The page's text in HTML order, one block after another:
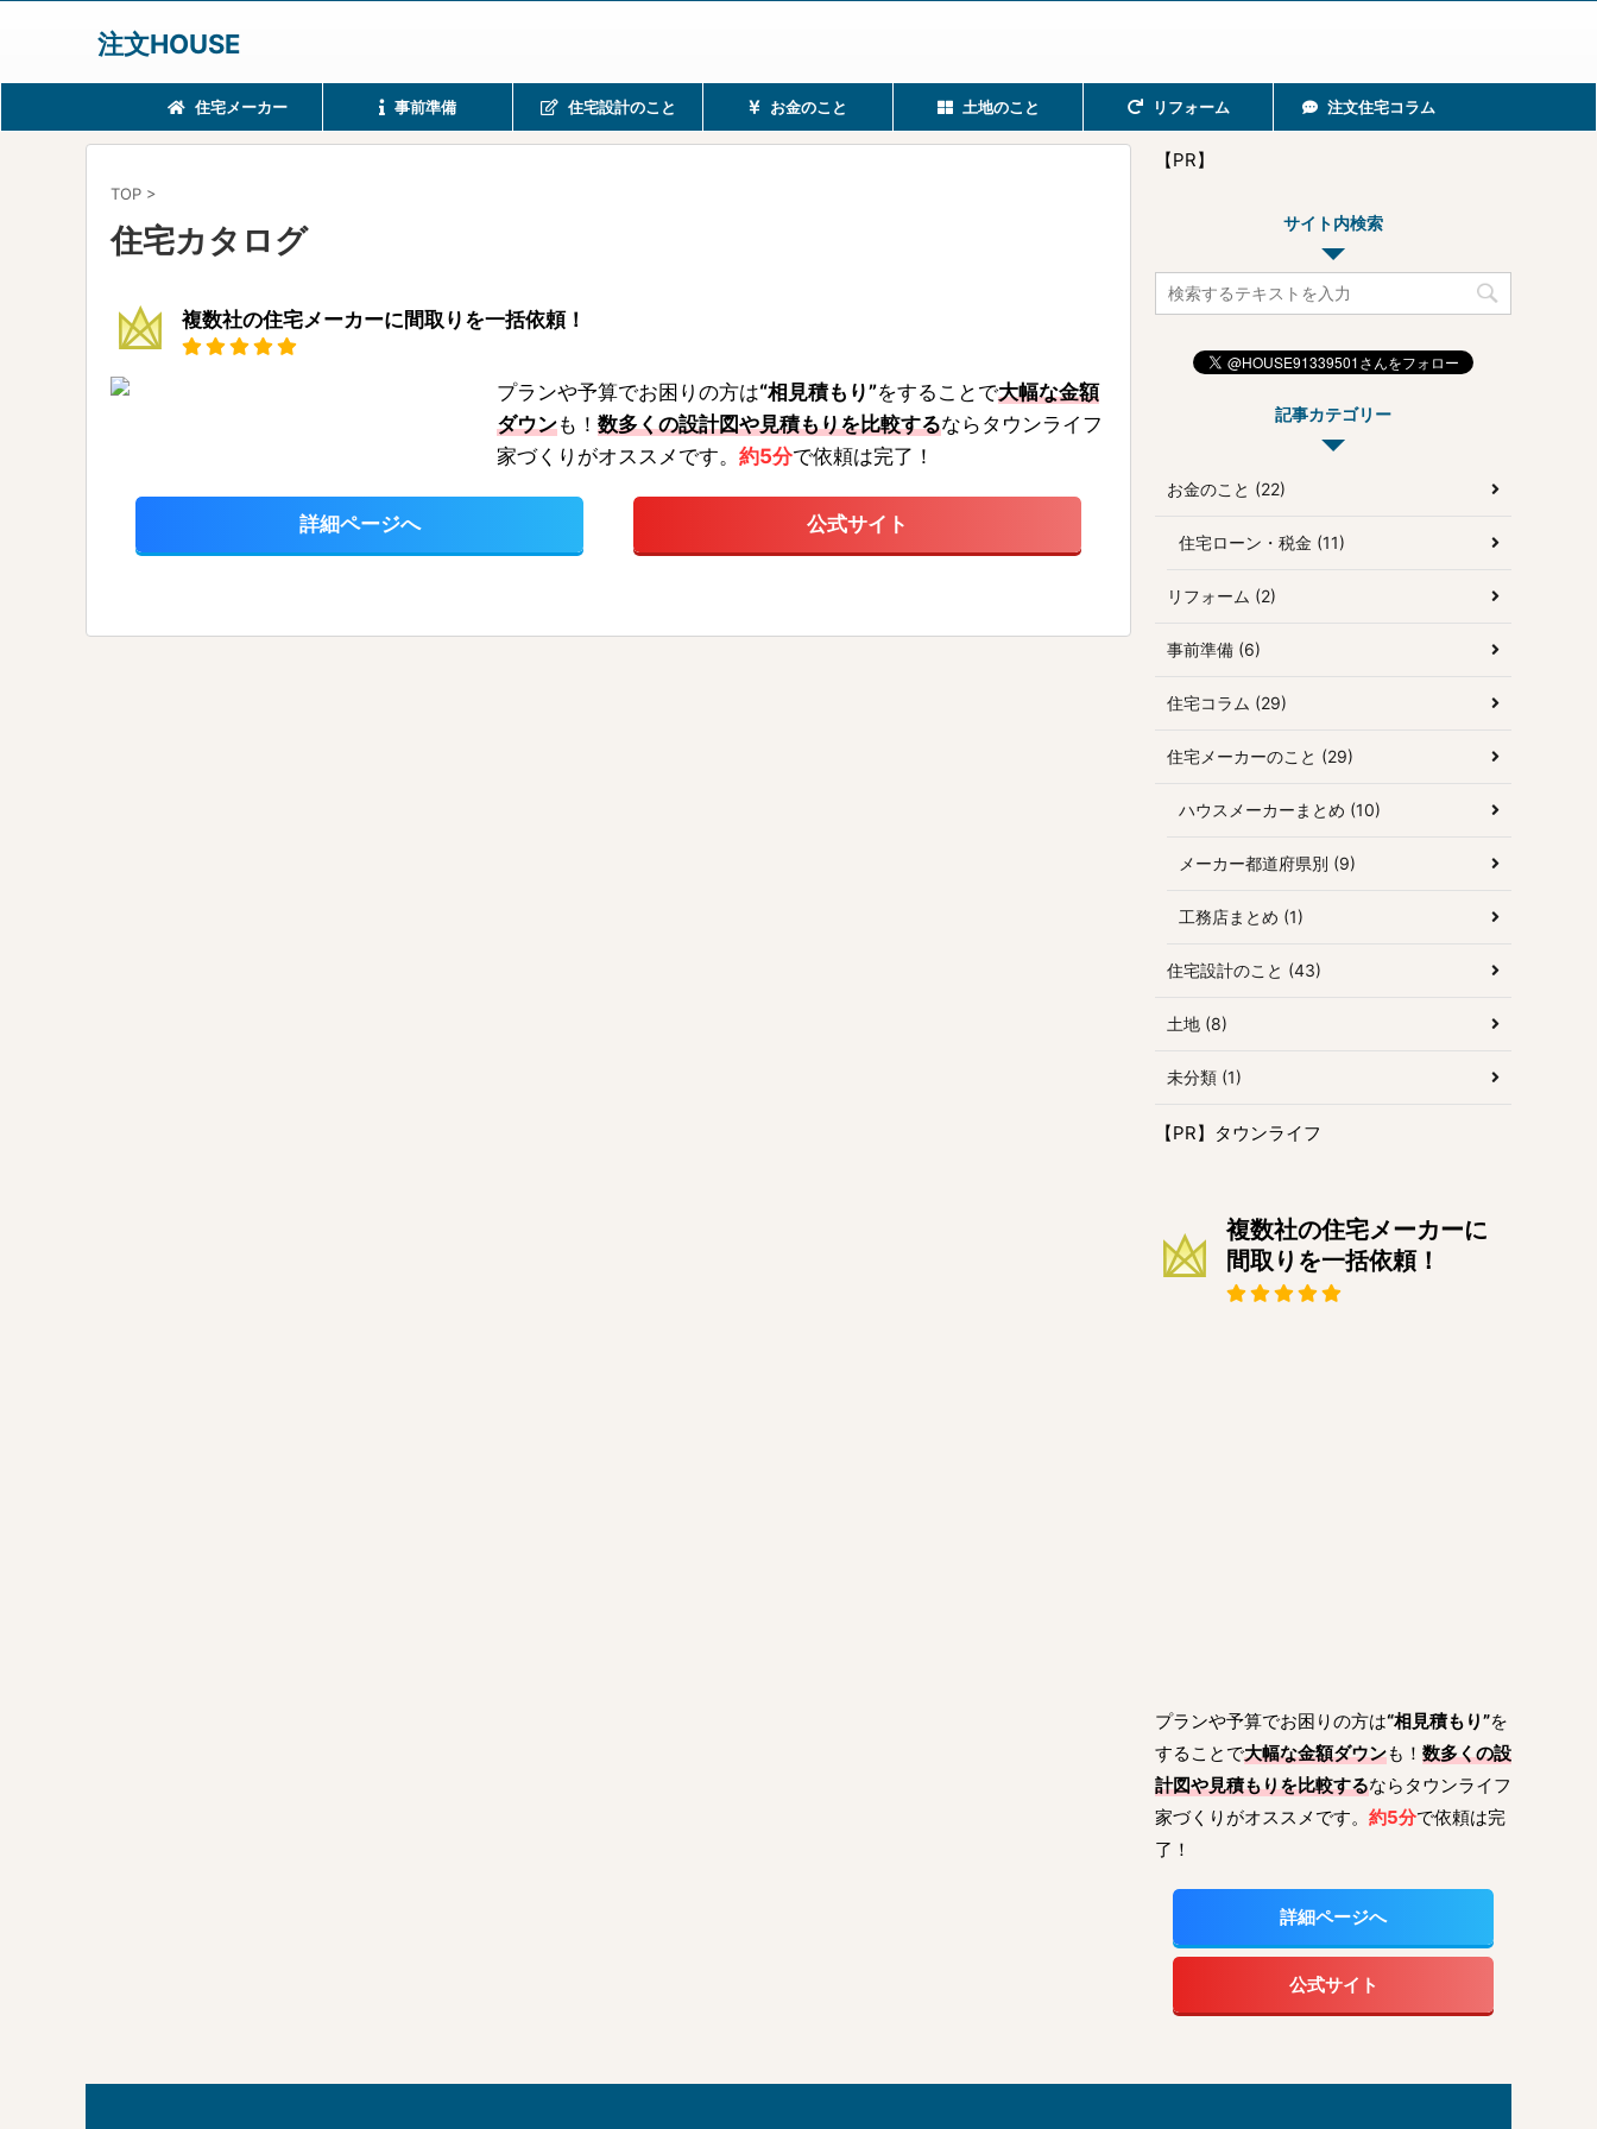
注文HOUSE
住宅メーカー 事前準備 住宅設計のこと お金のこと 土地のこと リフォーム 注文住宅コラム
TOP >
住宅カタログ
複数社の住宅メーカーに間取りを一括依頼！
プランや予算でお困りの方は“相見積もり”をすることで大幅な金額
ダウンも！ 数多くの設計図や見積もりを比較するならタウンライフ
家づくりがオススメです。 約5分で依頼は完了！
詳細ページへ 公式サイト
【PR】
サイト内検索
記事カテゴリー
お金のこと (22)
住宅ローン・税金 (11)
リフォーム (2)
事前準備 (6)
住宅コラム (29)
住宅メーカーのこと (29)
ハウスメーカーまとめ (10)
メーカー都道府県別 (9)
工務店まとめ (1)
住宅設計のこと (43)
土地 (8)
未分類 (1)
【PR】タウンライフ
複数社の住宅メーカーに
間取りを一括依頼！
プランや予算でお困りの方は“相見積もり”を
することで大幅な金額ダウンも！ 数多くの設
計図や見積もりを比較するならタウンライフ
家づくりがオススメです。 約5分で依頼は完
了！
詳細ページへ
公式サイト